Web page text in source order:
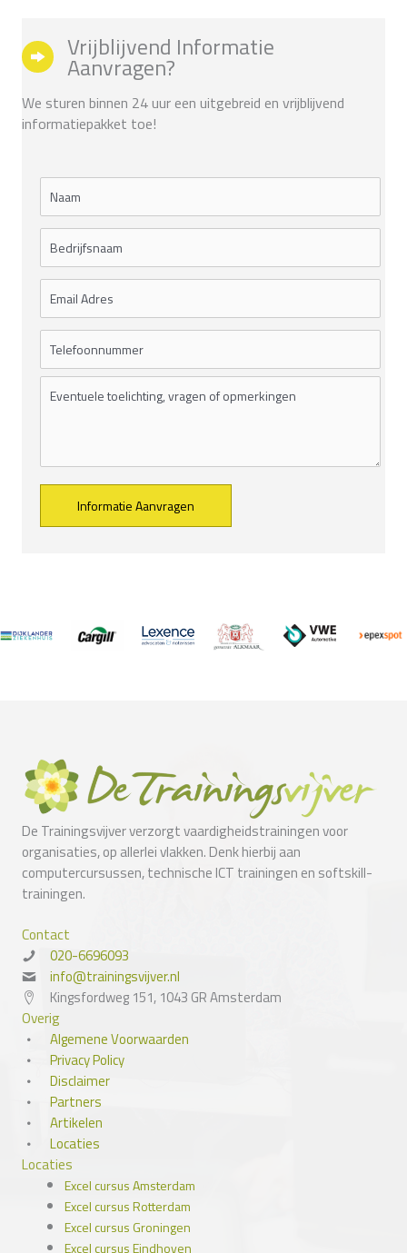
Vrijblijvend Informatie
Aanvragen?
We sturen binnen 24 uur een uitgebreid en vrijblijvend
informatiepakket toe!
De Trainingsvijver verzorgt vaardigheidstrainingen voor
organisaties, op allerlei vlakken. Denk hierbij aan
computercursussen, technische ICT trainingen en softskill-
trainingen.
Contact
020-6696093
info@trainingsvijver.nl
Kingsfordweg 151, 1043 GR Amsterdam
Overig
Algemene Voorwaarden
Privacy Policy
Disclaimer
Partners
Artikelen
Locaties
Locaties
Excel cursus Amsterdam
Excel cursus Rotterdam
Excel cursus Groningen
Excel cursus Eindhoven